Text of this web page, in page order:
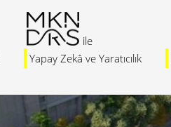
Yapay Zekâ ve Yaratıcılık